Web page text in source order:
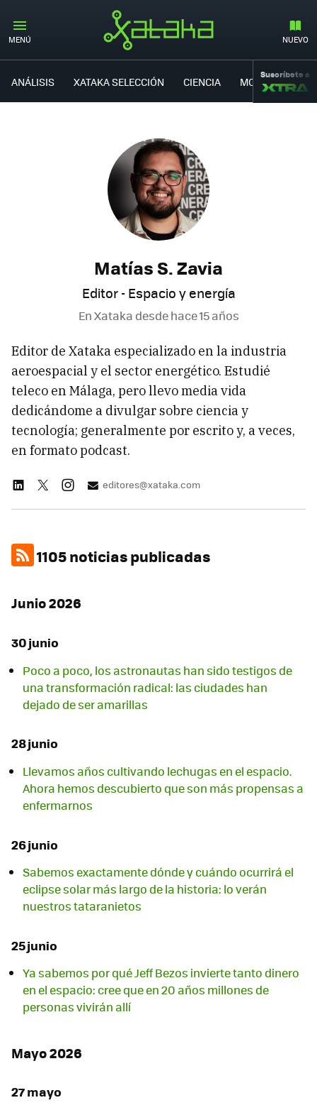
MENÚ NUEVO
ANÁLISIS XATAKA SELECCIÓN CIENCIA MOVILIDAD
Suscríbete a
Matías S. Zavia
Editor - Espacio y energía
En Xataka desdehace 15 años
Editor de Xataka especializado en la industria
aeroespacial y el sector energético. Estudié
teleco en Málaga, pero llevo media vida
dedicándome a divulgar sobre ciencia y
tecnología; generalmente por escrito y, a veces,
en formato podcast.
editores@xataka.com
1105 noticias publicadas
Junio 2026
30 junio
Poco a poco, los astronautas han sido testigos de
una transformación radical: las ciudades han
dejado de ser amarillas
28 junio
Llevamos años cultivando lechugas en el espacio.
Ahora hemos descubierto que son más propensas a
enfermarnos
26 junio
Sabemos exactamente dónde y cuándo ocurrirá el
eclipse solar más largo de la historia: lo verán
nuestros tataranietos
25 junio
Ya sabemos por qué Jeff Bezos invierte tanto dinero
en el espacio: cree que en 20 años millones de
personas vivirán allí
Mayo 2026
27 mayo